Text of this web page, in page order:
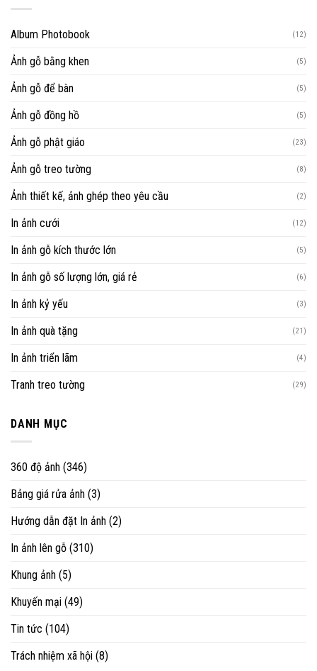
Album Photobook (12)
Ảnh gỗ bằng khen (5)
Ảnh gỗ để bàn (5)
Ảnh gỗ đồng hồ (5)
Ảnh gỗ phật giáo (23)
Ảnh gỗ treo tường (8)
Ảnh thiết kế, ảnh ghép theo yêu cầu (2)
In ảnh cưới (12)
In ảnh gỗ kích thước lớn (5)
In ảnh gỗ số lượng lớn, giá rẻ (6)
In ảnh kỷ yếu (3)
In ảnh quà tặng (21)
In ảnh triển lãm (4)
Tranh treo tường (29)
DANH MỤC
360 độ ảnh (346)
Bảng giá rửa ảnh (3)
Hướng dẫn đặt In ảnh (2)
In ảnh lên gỗ (310)
Khung ảnh (5)
Khuyến mại (49)
Tin tức (104)
Trách nhiệm xã hội (8)